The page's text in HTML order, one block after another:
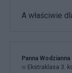
A właściwie
Panna Wodzianna
w Ekstraklasa 3.